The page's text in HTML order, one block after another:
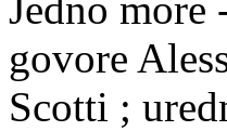
govore
Scotti ;